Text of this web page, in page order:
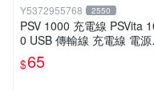
Y5372955768 2550
PSV 1000 充電線 PSVita
0 USB 傳輸線 充電線 電源
PSV1000 數據線 資料線
$65